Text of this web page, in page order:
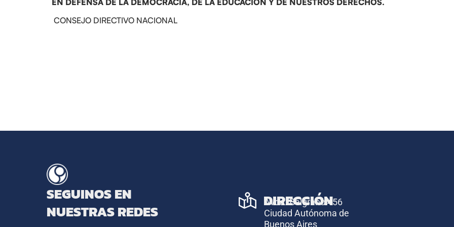
CONSEJO DIRECTIVO NACIONAL
SEGUINOS EN
NUESTRAS REDES
DIRECCIÓN
Avda. Belgrano 456
Ciudad Autónoma de
Buenos Aires